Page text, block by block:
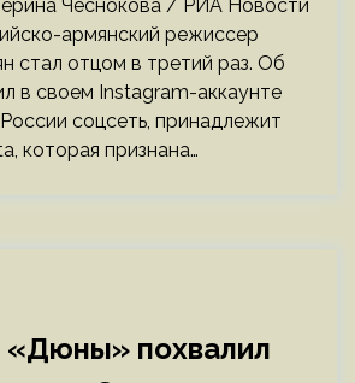
Чеснокова / РИА Новости
армянский режиссер
стал отцом в третий раз. Об
в своем Instagram-аккаунте
соцсеть, принадлежит
которая признана…
похвалил